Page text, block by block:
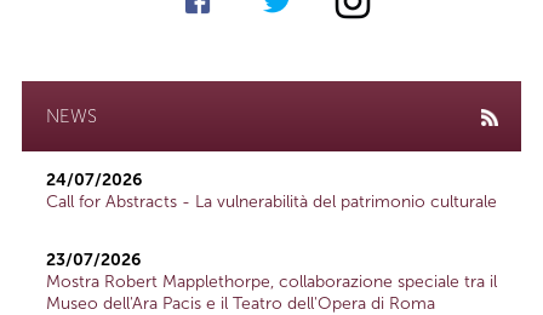
NEWS
24/07/2026
Call for Abstracts - La vulnerabilità del patrimonio culturale
23/07/2026
Mostra Robert Mapplethorpe, collaborazione speciale tra il
Museo dell'Ara Pacis e il Teatro dell'Opera di Roma